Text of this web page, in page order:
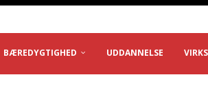
BÆREDYGTIGHED UDDANNELSE